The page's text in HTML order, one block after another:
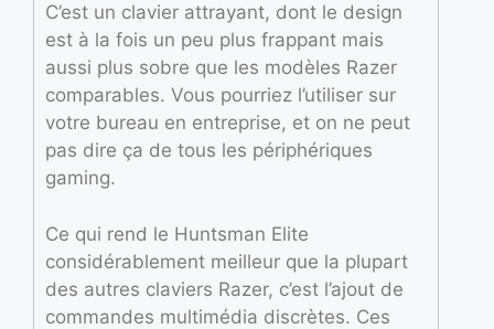
C’est un clavier attrayant, dont le design
est à la fois un peu plus frappant mais
aussi plus sobre que les modèles Razer
comparables. Vous pourriez l’utiliser sur
votre bureau en entreprise, et on ne peut
pas dire ça de tous les périphériques
gaming.
Ce qui rend le Huntsman Elite
considérablement meilleur que la plupart
des autres claviers Razer, c’est l’ajout de
commandes multimédia discrètes. Ces